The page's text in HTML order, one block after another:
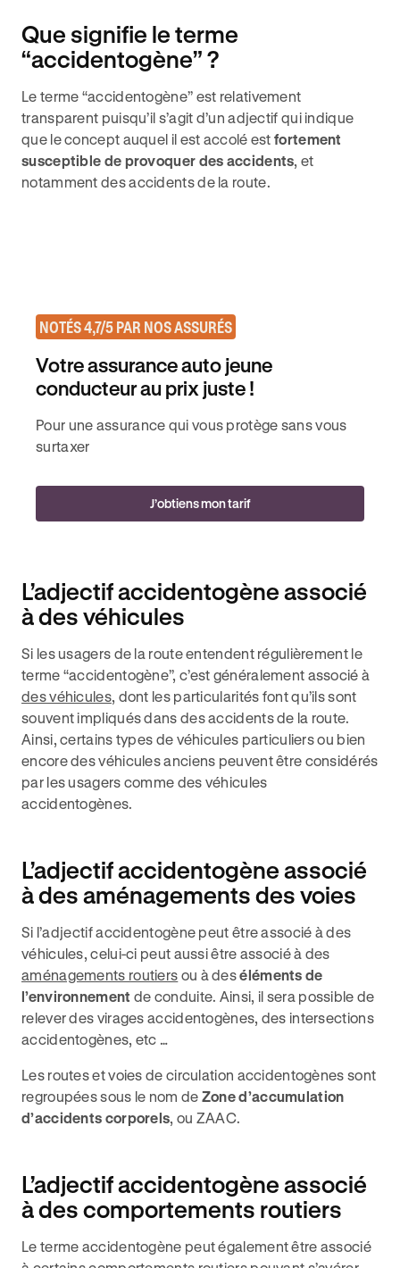
Que signifie le terme
“accidentogène” ?
Le terme “accidentogène” est relativement
transparent puisqu’il s’agit d’un adjectif qui indique
que le concept auquel il est accolé estfortement
susceptible de provoquer des accidents, et
notamment des accidents de la route.
NOTÉS 4,7/5 PAR NOS ASSURÉS
Votre assurance auto jeune
conducteur au prix juste !
Pour une assurance qui vous protège sans vous
surtaxer
J’obtiens mon tarif
L’adjectif accidentogène associé
à des véhicules
Si les usagers de la route entendent régulièrement le
terme “accidentogène”, c’est généralement associé à
des véhicules, dont les particularités font qu’ils sont
souvent impliqués dans des accidents de la route.
Ainsi, certains types de véhicules particuliers ou bien
encore des véhicules anciens peuvent être considérés
par les usagers comme des véhicules
accidentogènes.
L’adjectif accidentogène associé
à des aménagements des voies
Si l’adjectif accidentogène peut être associé à des
véhicules, celui-ci peut aussi être associé à des
aménagements routiers ou à deséléments de
l’environnement de conduite. Ainsi, il sera possible de
relever des virages accidentogènes, des intersections
accidentogènes, etc …
Les routes et voies de circulation accidentogènes sont
regroupées sous le nom de Zone d’accumulation
d’accidents corporels, ou ZAAC.
L’adjectif accidentogène associé
à des comportements routiers
Le terme accidentogène peut également être associé